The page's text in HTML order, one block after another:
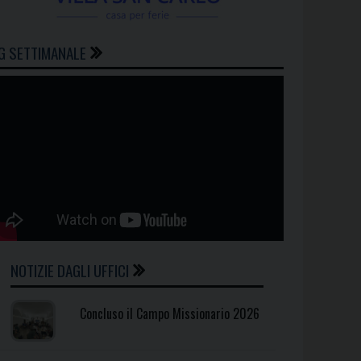
SETTIMANALE
NOTIZIE DAGLI UFFICI
Concluso il Campo Missionario 2026